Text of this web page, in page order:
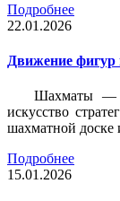
Подробнее
22.01.2026
Движение
Шахматы —
искусство
шахматной доске
Подробнее
15.01.2026